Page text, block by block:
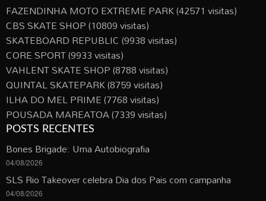
FAZENDINHA MOTO EXTREME PARK(42571 visitas)
CBS SKATE SHOP(10809 visitas)
SKATEBOARD REPUBLIC(9938 visitas)
CORE SPORT(9933 visitas)
VAHLENT SKATE SHOP(8788 visitas)
QUINTAL SKATEPARK(8759 visitas)
ILHA DO MEL PRIME(7768 visitas)
POUSADA MAREATOA(7339 visitas)
POSTS RECENTES
Bones Brigade: Uma Autobiografia
04/08/2026
SLS Rio Takeover celebra Dia dos Pais com campanha
04/08/2026